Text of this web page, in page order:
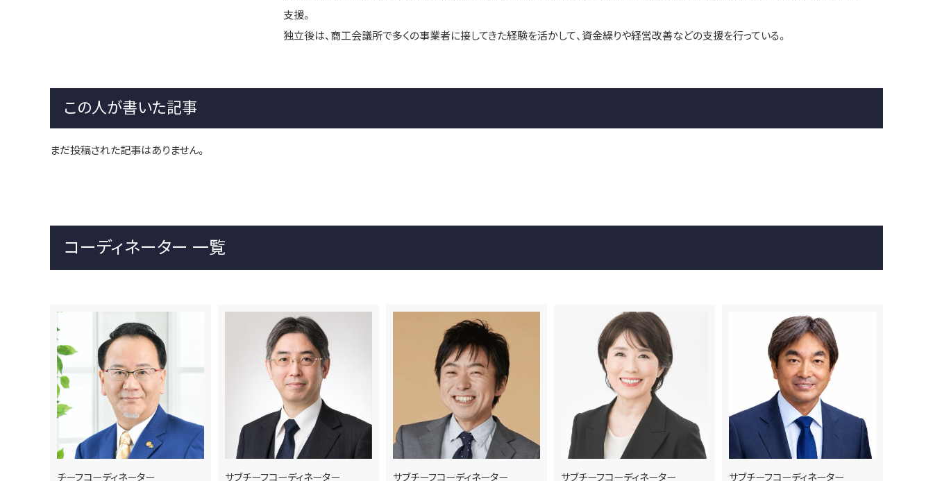
支援。
独立後は、商工会議所で多くの事業者に接してきた経験を活かして、資金繰りや経営改善などの支援を行っている。
この人が書いた記事
まだ投稿された記事はありません。
コーディネーター 一覧
チーフコーディネーター サブチーフコーディネーター サブチーフコーディネーター サブチーフコーディネーター サブチーフコーディネーター